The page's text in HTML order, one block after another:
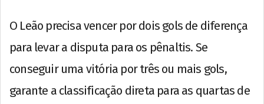
O Leão precisa vencer por dois gols de diferença
para levar a disputa para os pênaltis. Se
conseguir uma vitória por três ou mais gols,
garante a classificação direta para as quartas de